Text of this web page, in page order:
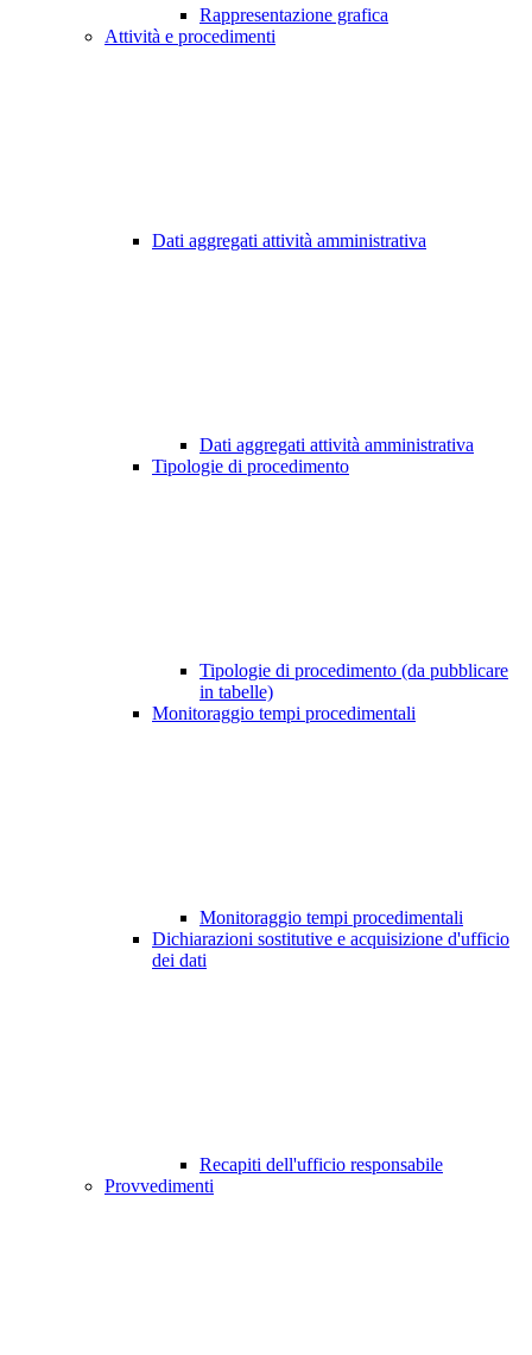
Rappresentazione grafica
Attività e procedimenti
Dati aggregati attività amministrativa
Dati aggregati attività amministrativa
Tipologie di procedimento
Tipologie di procedimento (da pubblicare
in tabelle)
Monitoraggio tempi procedimentali
Monitoraggio tempi procedimentali
Dichiarazioni sostitutive e acquisizione d'ufficio
dei dati
Recapiti dell'ufficio responsabile
Provvedimenti